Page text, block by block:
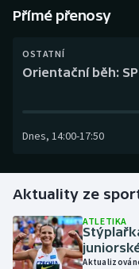
Dostihy
Florbal
Golf
Gymnastika
Házená
Jezdectví
Přímé přenosy
OSTATNÍ
Orientační běh:
Dnes, 14:00-17:50
Aktuality ze
ATLETIKA